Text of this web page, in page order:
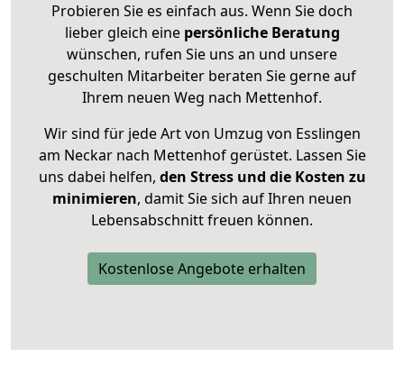
Probieren Sie es einfach aus. Wenn Sie doch
lieber gleich eine persönliche Beratung
wünschen, rufen Sie uns an und unsere
geschulten Mitarbeiter beraten Sie gerne auf
Ihrem neuen Weg nach Mettenhof.
Wir sind für jede Art von Umzug von Esslingen
am Neckar nach Mettenhof gerüstet. Lassen Sie
uns dabei helfen, den Stress und die Kosten zu
minimieren, damit Sie sich auf Ihren neuen
Lebensabschnitt freuen können.
Kostenlose Angebote erhalten